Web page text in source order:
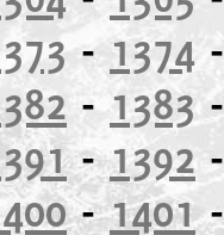
-1374
-1383
-1392
-1401